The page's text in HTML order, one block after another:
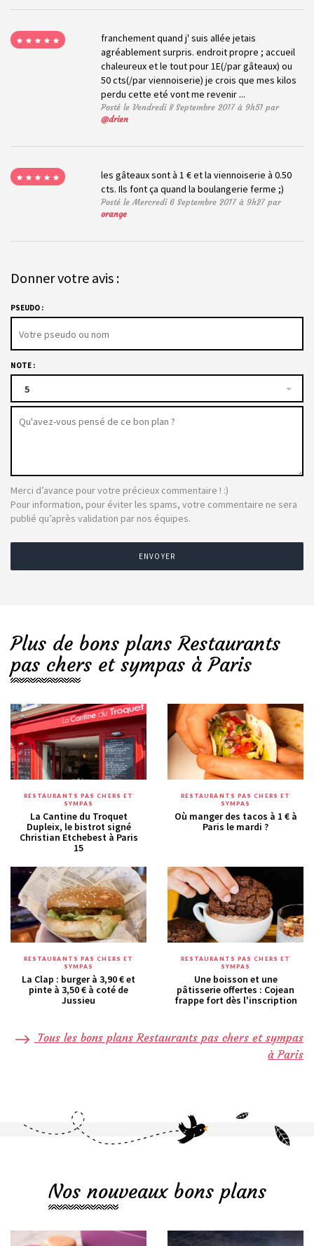
franchement quand j' suis allée jetais
agréablement surpris. endroit propre ; accueil
chaleureux et le tout pour 1E(/par gâteaux) ou
50 cts(/par viennoiserie) je crois que mes kilos
perdu cette eté vont me revenir ...
Posté le Vendredi 8 Septembre 2017 à 9h51 par
@drien
les gâteaux sont à 1 € et la viennoiserie à 0.50
cts. Ils font ça quand la boulangerie ferme ;)
Posté le Mercredi 6 Septembre 2017 à 9h27 par
orange
Donner votre avis :
PSEUDO :
NOTE :
5
Merci d’avance pour votre précieux commentaire ! :)
Pour information, pour éviter les spams, votre commentaire ne sera
publié qu’après validation par nos équipes.
ENVOYER
Plus de bons plans Restaurants
pas chers et sympas à Paris
RESTAURANTS PAS CHERS ET
SYMPAS
La Cantine du Troquet
Dupleix, le bistrot signé
Christian Etchebest à Paris
15
RESTAURANTS PAS CHERS ET
SYMPAS
Où manger des tacos à 1 € à
Paris le mardi ?
RESTAURANTS PAS CHERS ET
SYMPAS
La Clap : burger à 3,90 € et
pinte à 3,50 € à coté de
Jussieu
RESTAURANTS PAS CHERS ET
SYMPAS
Une boisson et une
pâtisserie offertes : Cojean
frappe fort dès l'inscription
Tous les bons plans Restaurants pas chers et sympas
à Paris
Nos nouveaux bons plans